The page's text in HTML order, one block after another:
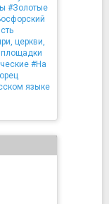
#Золотые
церкви,
#На
языке